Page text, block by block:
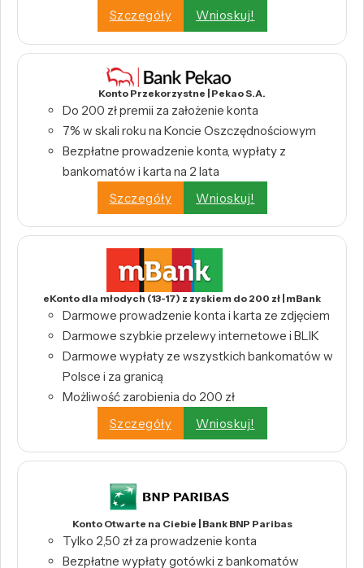
Szczegóły
Wnioskuj!
Konto Przekorzystne | Pekao S.A.
Do 200 zł premii za założenie konta
7% w skali roku na Koncie Oszczędnościowym
Bezpłatne prowadzenie konta, wypłaty z
bankomatów i karta na 2 lata
Szczegóły
Wnioskuj!
eKonto dla młodych (13-17) z zyskiem do 200 zł | mBank
Darmowe prowadzenie konta i karta ze zdjęciem
Darmowe szybkie przelewy internetowe i BLIK
Darmowe wypłaty ze wszystkich bankomatów w
Polsce i za granicą
Możliwość zarobienia do 200 zł
Szczegóły
Wnioskuj!
Konto Otwarte na Ciebie | Bank BNP Paribas
Tylko 2,50 zł za prowadzenie konta
Bezpłatne wypłaty gotówki z bankomatów